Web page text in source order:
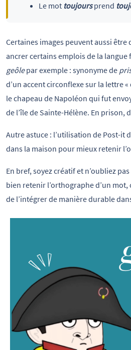
Le mot toujoursprend
Certaines images peuvent aussi
ancrer certains emplois de la langue
geôlepar exemple : synonyme de
d’un accent circonflexe sur la lettre
le chapeau de Napoléon qui fut
de l’île de Sainte-Hélène. En prison,
Autre astuce : l’utilisation de Post-it
dans la maison pour mieux retenir
En bref, soyez créatif et n’oubliez
bien retenir l’orthographe d’un mot,
de l’intégrer de manière durable